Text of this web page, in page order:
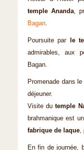
temple Ananda,
Bagan.
Poursuite parle
admi­rables, aux
Bagan.
Promenade dans le
déjeuner.
Visite dutemple
brah­manique est
fabrique de laque,
En fin de journée,